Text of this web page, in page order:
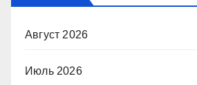
Август 2026
Июль 2026